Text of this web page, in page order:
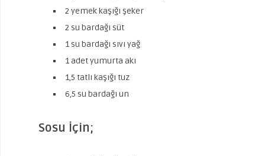
2 yemek kaşığı şeker
2 su bardağı süt
1 su bardağı sıvı yağ
1 adet yumurta akı
1,5 tatlı kaşığı tuz
6,5 su bardağı un
Sosu İçin;